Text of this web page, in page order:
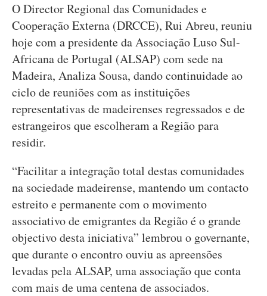
O Director Regional das Comunidades e
Cooperação Externa (DRCCE), Rui Abreu, reuniu
hoje com a presidente da Associação Luso Sul-
Africana de Portugal (ALSAP) com sede na
Madeira, Analiza Sousa, dando continuidade ao
ciclo de reuniões com as instituições
representativas de madeirenses regressados e de
estrangeiros que escolheram a Região para
residir.
“Facilitar a integração total destas comunidades
na sociedade madeirense, mantendo um contacto
estreito e permanente com o movimento
associativo de emigrantes da Região é o grande
objectivo desta iniciativa” lembrou o governante,
que durante o encontro ouviu as apreensões
levadas pela ALSAP, uma associação que conta
com mais de uma centena de associados.